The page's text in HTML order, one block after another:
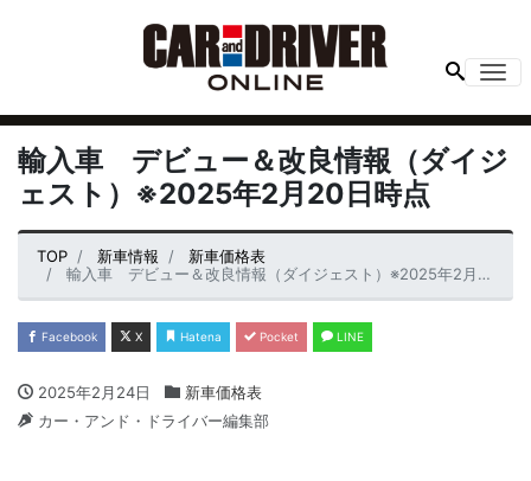
輸入車 デビュー＆改良情報（ダイジ
ェスト）※2025年2月20日時点
TOP 新車情報
新車価格表
輸入車 デビュー＆改良情報（ダイジェスト）※2025年2月20日時点
Facebook X Hatena Pocket LINE
2025年2月24日
新車価格表
カー・アンド・ドライバー編集部